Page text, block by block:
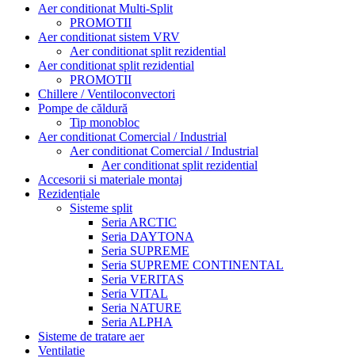
Aer conditionat Multi-Split
PROMOTII
Aer conditionat sistem VRV
Aer conditionat split rezidential
Aer conditionat split rezidential
PROMOTII
Chillere / Ventiloconvectori
Pompe de căldură
Tip monobloc
Aer conditionat Comercial / Industrial
Aer conditionat Comercial / Industrial
Aer conditionat split rezidential
Accesorii si materiale montaj
Rezidențiale
Sisteme split
Seria ARCTIC
Seria DAYTONA
Seria SUPREME
Seria SUPREME CONTINENTAL
Seria VERITAS
Seria VITAL
Seria NATURE
Seria ALPHA
Sisteme de tratare aer
Ventilatie